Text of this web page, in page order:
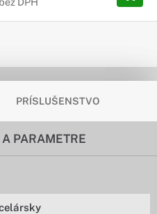
PRÍSLUŠENSTVO
PARAMETRE